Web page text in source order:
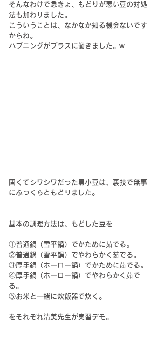
そんなわけで急きょ、もどりが悪い豆の対処
法も加わりました。
こういうことは、なかなか知る機会ないです
からね。
ハプニングがプラスに働きました。w
固くてシワシワだった黒小豆は、裏技で無事
にふっくらともどりました。
基本の調理方法は、もどした豆を
①普通鍋（雪平鍋）でかために茹でる。
②普通鍋（雪平鍋）でやわらかく茹でる。
③厚手鍋（ホーロー鍋）でかために茹でる。
④厚手鍋（ホーロー鍋）でやわらかく茹で
る。
⑤お米と一緒に炊飯器で炊く。
をそれぞれ清美先生が実習デモ。